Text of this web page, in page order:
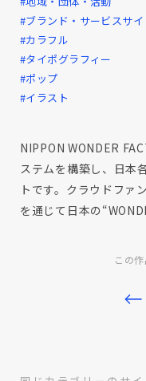
#ブランド・サービスサイ
#カラフル
#タイポグラフィー
#ポップ
#イラスト
NIPPON WONDER
ステムを構築し、日本
トです。クラウドファ
を通じて日本の
この